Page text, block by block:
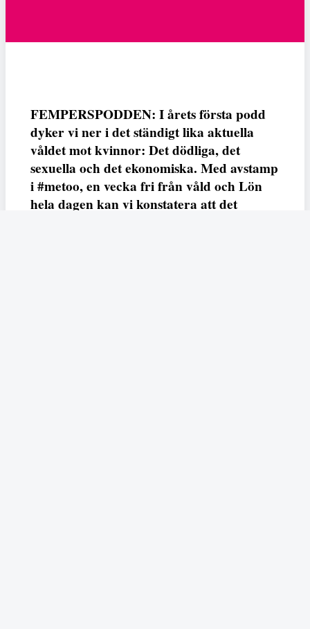
FEMPERSPODDEN: I årets första podd
dyker vi ner i det ständigt lika aktuella
våldet mot kvinnor: Det dödliga, det
sexuella och det ekonomiska. Med avstamp
i #metoo, en vecka fri från våld och Lön
hela dagen kan vi konstatera att det